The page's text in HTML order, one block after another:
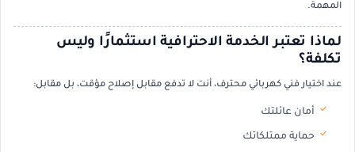
المهمة.
لماذا تعتبر الخدمة الاحترافية استثمارًا وليس
تكلفة؟
عند اختيار فني كهربائي محترف، أنت لا تدفع مقابل إصلاح مؤقت، بل مقابل:
أمان عائلتك
حماية ممتلكاتك